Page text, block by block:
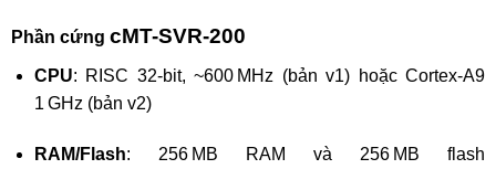
Phần cứng cMT-SVR-200
CPU: RISC 32‑bit, ~600 MHz (bản v1) hoặc Cortex‑A9
1 GHz (bản v2)
RAM/Flash: 256 MB RAM và 256 MB flash